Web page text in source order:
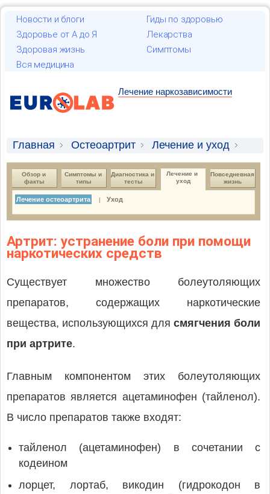
Новости и блоги
Гиды по здоровью
Здоровье от А до Я
Лекарства
Здоровая жизнь
Симптомы
Вся медицина
Лечение наркозависимости
Главная Остеоартрит
Лечение и уход
Лечение остеоартрита
Обзор и
факты
Симптомы и
типы
Диагностика и
тесты
Лечение и
уход
Повседневная
жизнь
Лечение остеоартрита | Уход
Артрит: устранение боли при помощи
наркотических средств
Существует множество болеутоляющих
препаратов, содержащих наркотические
вещества, использующихся для смягчения боли
при артрите.
Главным компонентом этих болеутоляющих
препаратов является ацетаминофен (тайленол).
В число препаратов также входят:
тайленол (ацетаминофен) в сочетании с
кодеином
лорцет, лортаб, викодин (гидрокодон в